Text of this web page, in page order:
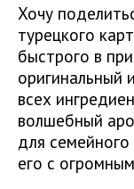
Хочу
турецкого
быстрого в
оригинальный
всех
волшебный
для
его с